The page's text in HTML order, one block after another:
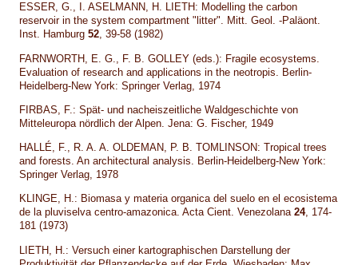
ESSER, G., I. ASELMANN, H. LIETH: Modelling the carbon
reservoir in the system compartment "litter". Mitt. Geol. -Paläont.
Inst. Hamburg52, 39-58 (1982)
FARNWORTH, E. G., F. B. GOLLEY (eds.): Fragile ecosystems.
Evaluation of research and applications in the neotropis. Berlin-
Heidelberg-New York: Springer Verlag, 1974
FIRBAS, F.: Spät- und nacheiszeitliche Waldgeschichte von
Mitteleuropa nördlich der Alpen. Jena: G. Fischer, 1949
HALLÉ, F., R. A. A. OLDEMAN, P. B. TOMLINSON: Tropical trees
and forests. An architectural analysis. Berlin-Heidelberg-New York:
Springer Verlag, 1978
KLINGE, H.: Biomasa y materia organica del suelo en el ecosistema
de la pluviselva centro-amazonica. Acta Cient. Venezolana24, 174-
181 (1973)
LIETH, H.: Versuch einer kartographischen Darstellung der